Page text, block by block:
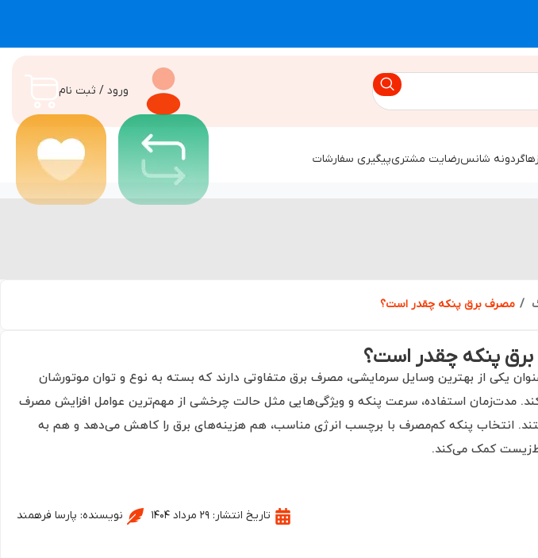
ورود / ثبت نام
گردونه شانسرضایت مشتریپیگیری سفارشات
مصرف برق پنکه چقدر است؟
پنکه چقدر است؟
یکی از بهترین وسایل سرمایشی، مصرف برق متفاوتی دارند که بسته به نوع و توان موتورشان
مدت‌زمان استفاده، سرعت پنکه و ویژگی‌هایی مثل حالت چرخشی از مهم‌ترین عوامل افزایش مصرف
انتخاب پنکه کم‌مصرف با برچسب انرژی مناسب، هم هزینه‌های برق را کاهش می‌دهد و هم به
کمک می‌کند.
تاریخ انتشار: ۲۹ مرداد ۱۴۰۴ نویسنده: پارسا فرهمند